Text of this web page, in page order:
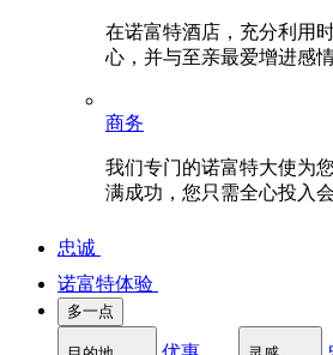
在诺富特酒店，充分利用
心，并与至亲最爱增进感情
商务
我们专门的诺富特大使为
满成功，您只需全心投入
忠诚
诺富特体验
多一点